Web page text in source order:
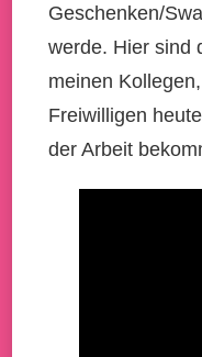
Geschenken/
werde. Hier sind
meinen
Freiwilligen
der Arbeit